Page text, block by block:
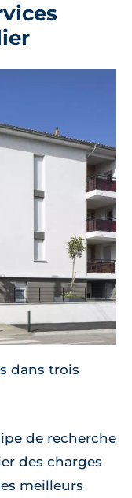
dans trois
de recherche
des charges
meilleurs